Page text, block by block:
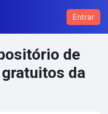
Entrar
de
da